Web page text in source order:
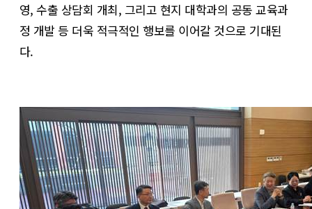
영, 수출 상담회 개최, 그리고 현지 대학과의 공동 교육과
정 개발 등 더욱 적극적인 행보를 이어갈 것으로 기대된
다.